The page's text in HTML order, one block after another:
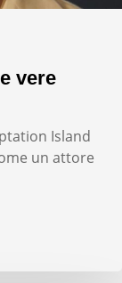
vere
Island
un attore